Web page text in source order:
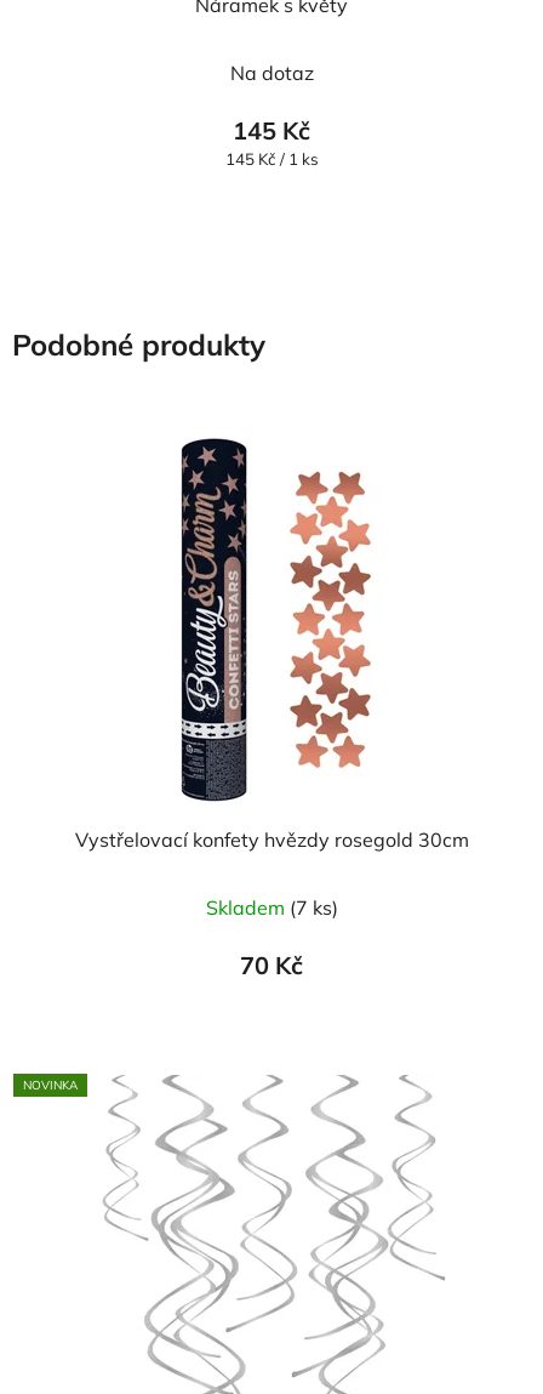
Náramek s květy
Na dotaz
145 Kč
Měrná
145 Kč / 1 ks
Podobné produkty
Vystřelovací konfety hvězdy rosegold 30cm
Skladem (7 ks)
70 Kč
NOVINKA